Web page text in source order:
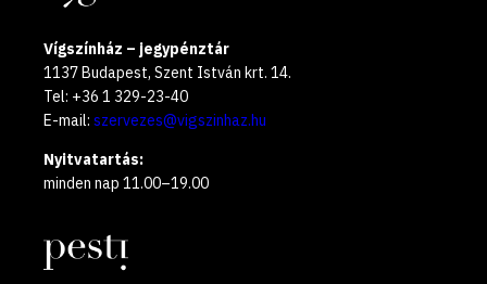
Vígszínház – jegypénztár
1137 Budapest, Szent István krt. 14.
Tel: +36 1 329-23-40
E-mail: szervezes@vigszinhaz.hu
Nyitvatartás:
minden nap 11.00–19.00